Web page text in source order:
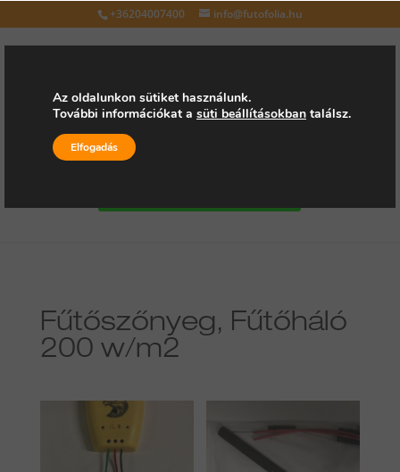
+36204007400 info@futofolia.hu
Válasszon oldalt
Fűtőszőnyeg, Fűtőháló
200 w/m2
Az oldalunkon sütiket használunk.
További információkat a süti beállításokban találsz.
Elfogadás